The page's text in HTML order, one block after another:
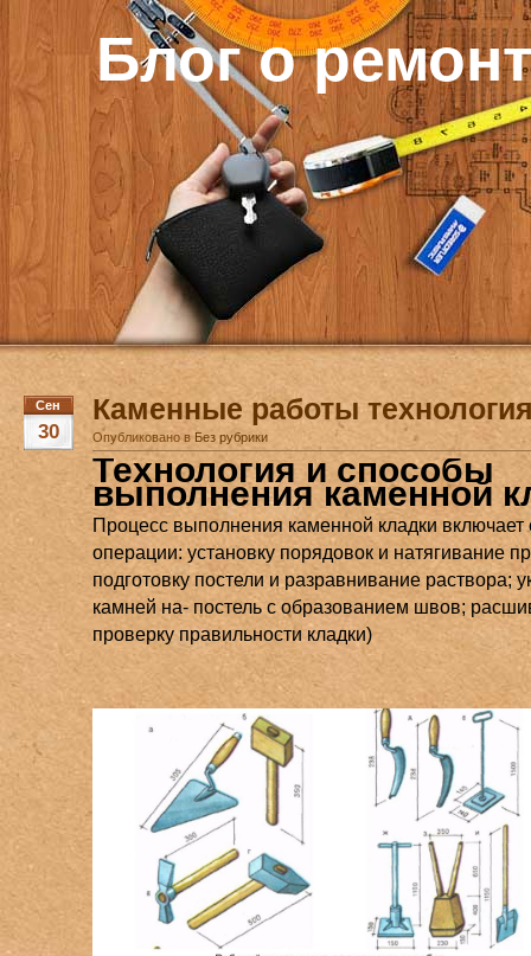
Блог о
Сен
30
Каменные работы
Опубликовано в Без рубрики
Технология и способы
выполнения каменной
Процесс выполнения каменной кладки
операции: установку порядовок и натягивание
подготовку постели и разравнивание раствора;
камней на- постель с образованием швов;
проверку правильности кладки)